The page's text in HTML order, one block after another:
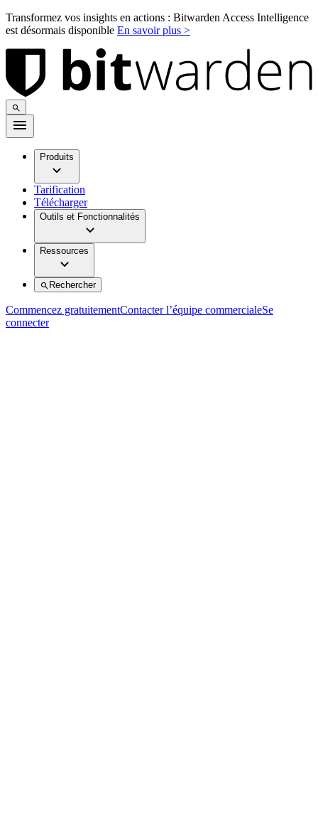
Transformez vos insights en actions : Bitwarden Access Intelligence
est désormais disponible En savoir plus >
Produits
Tarification
Télécharger
Outils et Fonctionnalités
Ressources
Rechercher
Commencez gratuitementContacter l’équipe commercialeSe
connecter